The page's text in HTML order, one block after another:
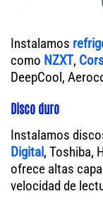
Instalamos
como NZXT,
DeepCool,
Disco duro
Instalamos
Digital, Toshiba,
ofrece altas
velocidad de